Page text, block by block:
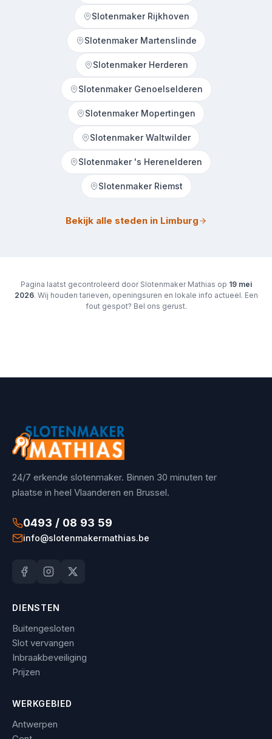
Slotenmaker Rijkhoven
Slotenmaker Martenslinde
Slotenmaker Herderen
Slotenmaker Genoelselderen
Slotenmaker Mopertingen
Slotenmaker Waltwilder
Slotenmaker 's Herenelderen
Slotenmaker Riemst
Bekijk alle steden in Limburg
Pagina laatst gecontroleerd door Slotenmaker Mathias op 19 mei
2026. Wij houden tarieven, openingsuren en lokale info actueel. Een
fout gespot? Bel ons gerust.
24/7 erkende slotenmaker. Binnen 30 minuten ter
plaatse in heel Vlaanderen en Brussel.
0493 / 08 93 59
info@slotenmakermathias.be
DIENSTEN
Buitengesloten
Slot vervangen
Inbraakbeveiliging
Prijzen
WERKGEBIED
Antwerpen